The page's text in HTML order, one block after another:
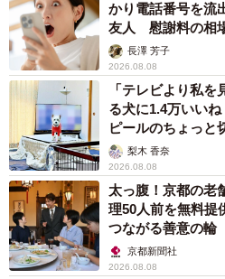
かり電話番号を流
友人 慰謝料の相
解説】長澤 芳子
2026.08.08
「テレビより私
る犬に1.4万いい
ピールのちょっと
梨木 香奈
2026.08.08
太っ腹！京都の老
理50人前を無料提
つながる善意の輪
京都新聞社
2026.08.08